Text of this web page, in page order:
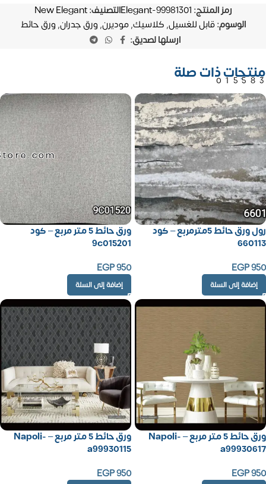
رمز المنتج: Elegant-99981301التصنيف:New Elegant
الوسوم:قابل للغسيل, كلاسيك,موديرن, ورق جدران, ورق حائط
ارسلها لصديق:
منتجات ذات صلة
رول ورق حائط 5مترمربع – كود
660113
EGP950
إضافة إلى السلة
ورق حائط 5 متر مربع – كود
9c015201
EGP950
إضافة إلى السلة
ورق حائط 5 متر مربع – Napoli-
a99930617
EGP950
ورق حائط 5 متر مربع – Napoli-
a99930115
EGP950